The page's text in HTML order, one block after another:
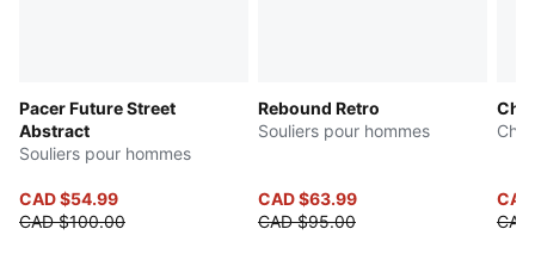
Pacer Future Street
Abstract
Souliers pour hommes
CAD $54.99
CAD $100.00
Rebound Retro
Souliers pour hommes
CAD $63.99
CAD $95.00